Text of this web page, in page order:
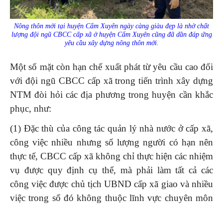
Nông thôn mới tại huyện Cẩm Xuyên ngày càng giàu đẹp là nhờ chất
lượng đội ngũ CBCC cấp xã ở huyện Cẩm Xuyên cũng đã dần đáp ứng
yêu cầu xây dựng nông thôn mới.
Một số mặt còn hạn chế xuất phát từ yêu cầu cao đối
với đội ngũ CBCC cấp xã trong tiến trình xây dựng
NTM đòi hỏi các địa phương trong huyện cần khắc
phục, như:
(1) Đặc thù của công tác quản lý nhà nước ở cấp xã,
công việc nhiều nhưng số lượng người có hạn nên
thực tế, CBCC cấp xã không chỉ thực hiện các nhiệm
vụ được quy định cụ thể, mà phải làm tất cả các
công việc được chủ tịch UBND cấp xã giao và nhiều
việc trong số đó không thuộc lĩnh vực chuyên môn